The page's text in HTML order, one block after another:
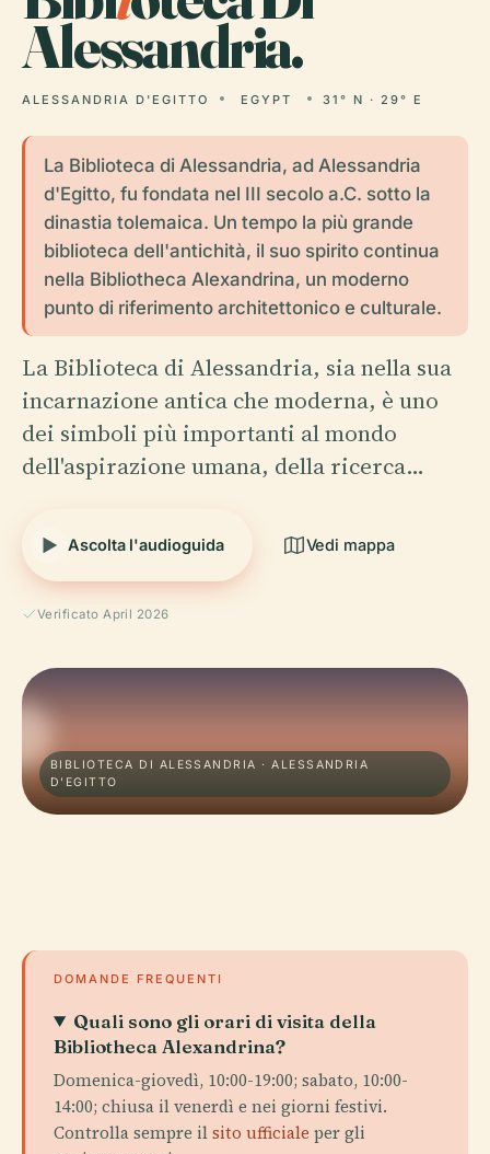
Alessandria.
ALESSANDRIA D'EGITTO EGYPT 31° N · 29° E
La Biblioteca di Alessandria, ad Alessandria
d'Egitto, fu fondata nel III secolo a.C. sotto la
dinastia tolemaica. Un tempo la più grande
biblioteca dell'antichità, il suo spirito continua
nella Bibliotheca Alexandrina, un moderno
punto di riferimento architettonico e culturale.
La Biblioteca di Alessandria, sia nella sua
incarnazione antica che moderna, è uno
dei simboli più importanti al mondo
dell'aspirazione umana, della ricerca…
Ascolta l'audioguida Vedi mappa
Verificato April 2026
BIBLIOTECA DI ALESSANDRIA · ALESSANDRIA
D'EGITTO
DOMANDE FREQUENTI
Quali sono gli orari di visita della
Bibliotheca Alexandrina?
Domenica-giovedì, 10:00-19:00; sabato, 10:00-
14:00; chiusa il venerdì e nei giorni festivi.
Controlla sempre ilsito ufficiale per gli